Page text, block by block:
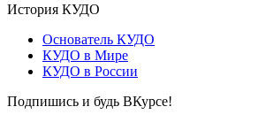
История КУДО
Основатель КУДО
КУДО в Мире
КУДО в России
Подпишись и будь ВКурсе!